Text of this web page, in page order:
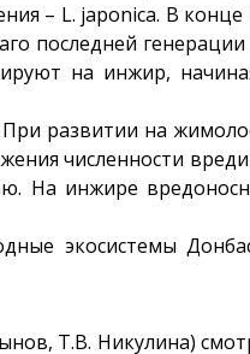
– L. japonica. В конце
последней
на инжир,
развитии на
численности
На инжире
экосистемы
Т.В. Никулина)